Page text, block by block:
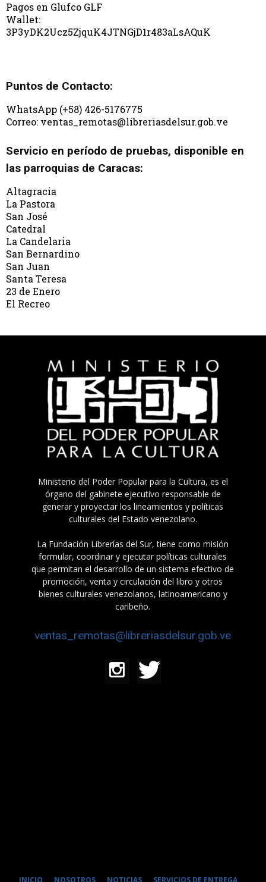
Pagos en Glufco GLF
Wallet:
3P3yDK2Ucz5ZjquK4JTNGjD1r483aLsAQuK
Puntos de Contacto:
WhatsApp (+58) 426-5176775
Correo: ventas_remotas@libreriasdelsur.gob.ve
Servicio en período de pruebas, disponible en
las parroquias de Caracas:
Altagracia
La Pastora
San José
Catedral
La Candelaria
San Bernardino
San Juan
Santa Teresa
23 de Enero
El Recreo
Ministerio del Poder Popular para la Cultura, es el
órgano del gabinete ejecutivo responsable de
generar y proyectar los lineamientos y políticas
culturales del Estado venezolano.
La Fundación Librerías del Sur, tiene como misión
formular, coordinar y ejecutar políticas culturales
que permitan el desarrollo de un sistema efectivo de
promoción, venta y circulación del libro y otros
bienes culturales venezolanos, latinoamericano y
caribeño.
ventas_remotas@libreriasdelsur.gob.ve
INICIO NOSOTROS NOTICIAS SERVICIOS DE ENTREGA